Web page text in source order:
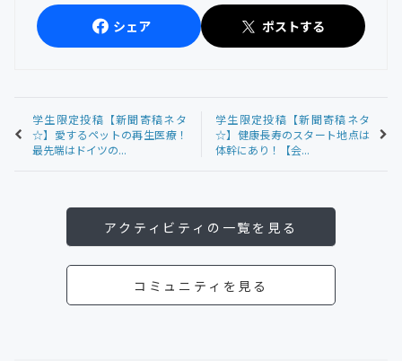
シェア ポストする
学生限定投稿【新聞寄稿ネタ
☆】愛するペットの再生医療！
最先端はドイツの...
学生限定投稿【新聞寄稿ネタ
☆】健康長寿のスタート地点は
体幹にあり！【会...
アクティビティの一覧を見る
コミュニティを見る